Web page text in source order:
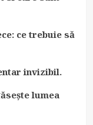
ce trebuie să
invizibil.
lumea